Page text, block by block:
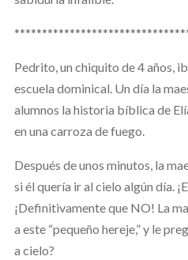
Pedrito, un chiquito de 4 años,
escuela dominical. Un día la
alumnos la historia bíblica de
en una carroza de fuego.
Después de unos minutos, la
si él quería ir al cielo algún día.
¡Definitivamente que NO! La
a este “pequeño hereje,” y le
a cielo?